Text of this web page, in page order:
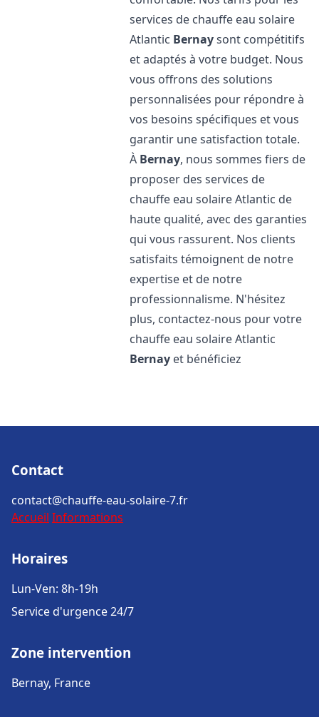
services de chauffe eau solaire
Atlantic Bernaysont compétitifs
et adaptés à votre budget. Nous
vous offrons des solutions
personnalisées pour répondre à
vos besoins spécifiques et vous
garantir une satisfaction totale.
À Bernay, nous sommes fiers de
proposer des services de
chauffe eau solaire Atlantic de
haute qualité, avec des garanties
qui vous rassurent. Nos clients
satisfaits témoignent de notre
expertise et de notre
professionnalisme. N'hésitez
plus, contactez-nous pour votre
chauffe eau solaire Atlantic
Bernay et bénéficiez
Contact
contact@chauffe-eau-solaire-7.fr
Accueil Informations
Horaires
Lun-Ven: 8h-19h
Service d'urgence 24/7
Zone intervention
Bernay, France